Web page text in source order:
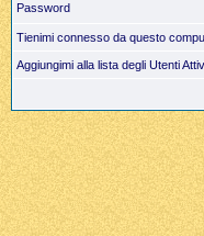
Password
Tienimi connesso da questo
Aggiungimi alla lista degli Utenti